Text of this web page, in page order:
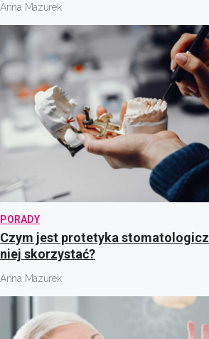
Anna Mazurek
PORADY
Czym jest protetyka
niej skorzystać?
Anna Mazurek